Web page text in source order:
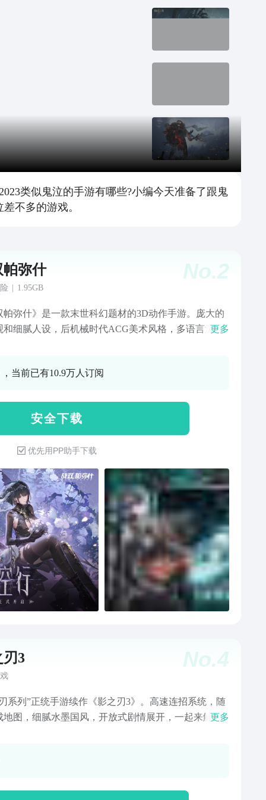
类似鬼泣的手游有哪些?小编今天准备了跟鬼
不多的游戏。
No.2
帕弥什
1.95GB
帕弥什》是一款末世科幻题材的3D动作手游。庞大的
和细腻人设，后机械时代ACG美术风格，多语言沉浸
，即时消除与硬核ACT相碰撞的独创玩法等你来探
更多
当前已有10.9万人订阅
安 全 下 载
优先用PP助手下载
No.4
刃3
系列”正统手游续作《影之刃3》。高速连招系统，随
地图，细腻水墨国风，开放式剧情展开，一起来解开
更多